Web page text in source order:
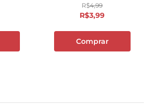
R$4,99
R$3,99
Comprar